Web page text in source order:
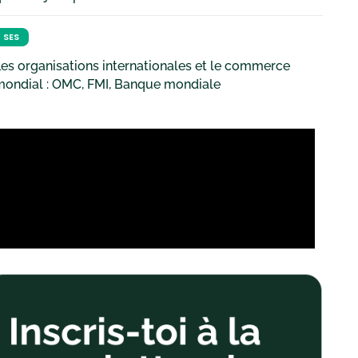
SES
organisations internationales et le commerce
: OMC, FMI, Banque mondiale